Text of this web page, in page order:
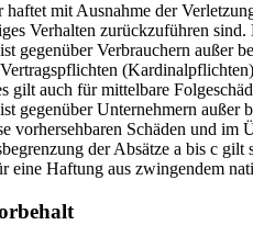
haftet mit Ausnahme der
Verhalten zurückzuführen
gegenüber Verbrauchern außer
gilt auch für mittelbare
gegenüber Unternehmern außer
vorhersehbaren Schäden und im
der Absätze a bis c
eine Haftung aus zwingendem